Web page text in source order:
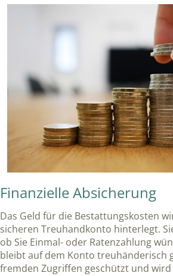
Finanzielle Absicherung
Das Geld für die Bestattungskosten
sicheren Treuhandkonto hinterlegt.
ob Sie Einmal- oder Ratenzahlung
bleibt auf dem Konto treuhänderisch
fremden Zugriffen geschützt und